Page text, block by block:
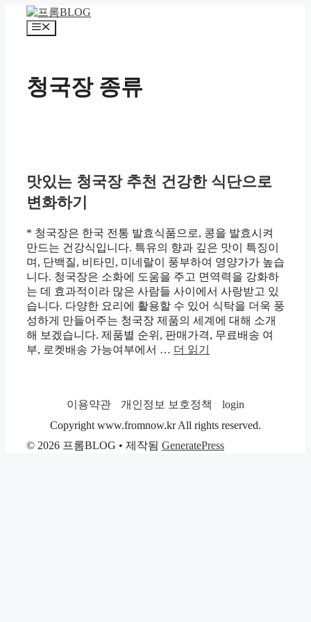
메
청국장 종류
맛있는 청국장 추천 건강한 식단으로
변화하기
* 청국장은 한국 전통 발효식품으로, 콩을 발효시켜
만드는 건강식입니다. 특유의 향과 깊은 맛이 특징이
며, 단백질, 비타민, 미네랄이 풍부하여 영양가가 높습
니다. 청국장은 소화에 도움을 주고 면역력을 강화하
는 데 효과적이라 많은 사람들 사이에서 사랑받고 있
습니다. 다양한 요리에 활용할 수 있어 식탁을 더욱 풍
성하게 만들어주는 청국장 제품의 세계에 대해 소개
해 보겠습니다. 제품별 순위, 판매가격, 무료배송 여
부, 로켓배송 가능여부에서 … 더 읽기
이용약관 개인정보 보호정책
login
Copyright www.fromnow.kr All rights reserved.
© 2026 프롬BLOG • 제작됨 GeneratePress